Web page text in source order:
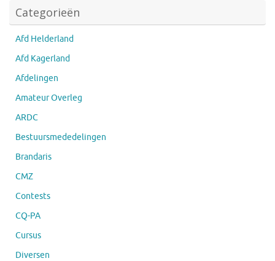
Categorieën
Afd Helderland
Afd Kagerland
Afdelingen
Amateur Overleg
ARDC
Bestuursmededelingen
Brandaris
CMZ
Contests
CQ-PA
Cursus
Diversen